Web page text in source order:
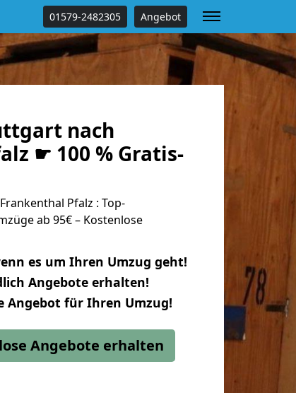
01579-2482305 Angebot
nach
☛ 100 % Gratis-
Pfalz : Top-
ab 95€ – Kostenlose
es um Ihren Umzug geht!
Angebote erhalten!
Angebot für Ihren Umzug!
Angebote erhalten